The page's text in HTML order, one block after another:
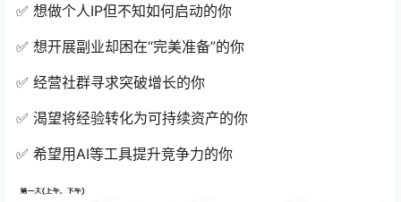
✅ 想做个人IP但不知如何启动的你
✅ 想开展副业却困在“完美准备”的你
✅ 经营社群寻求突破增长的你
✅ 渴望将经验转化为可持续资产的你
✅ 希望用AI等工具提升竞争力的你